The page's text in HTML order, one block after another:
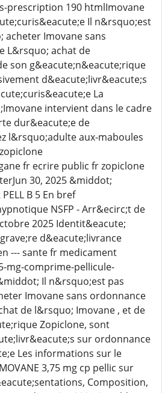
prescription 190 htmlImovane
Il n&rsquo;est
acheter Imovane sans
L&rsquo; achat de
son g&eacute;n&eacute;rique
d&eacute;livr&eacute;s
La
intervient dans le cadre
dur&eacute;e de
l&rsquo;adulte aux-maboules
fr ecrire public fr zopiclone
30, 2025 &middot;
B 5 En bref
NSFP - Arr&ecirc;t de
2025 Identit&eacute;
d&eacute;livrance
--- sante fr medicament
mg-comprime-pellicule-
Il n&rsquo;est pas
Imovane sans ordonnance
de l&rsquo; Imovane , et de
Zopiclone, sont
sur ordonnance
Les informations sur le
3,75 mg cp pellic sur
Composition,